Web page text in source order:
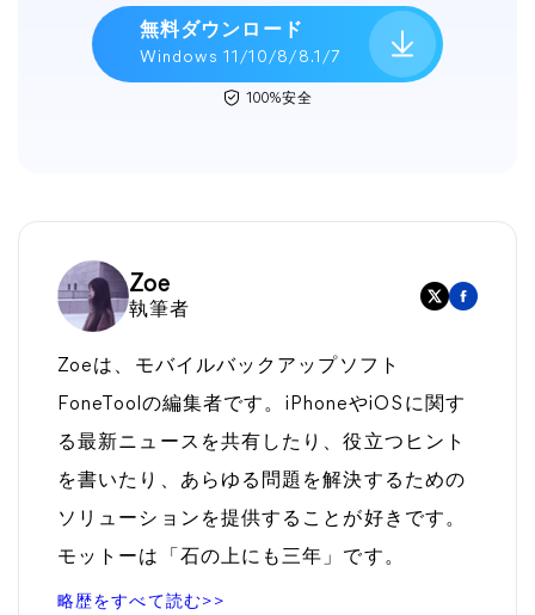
無料ダウンロード
Windows 11/10/8/8.1/7
100%安全
Zoe
執筆者
Zoeは、モバイルバックアップソフト
FoneToolの編集者です。iPhoneやiOSに関す
る最新ニュースを共有したり、役立つヒント
を書いたり、あらゆる問題を解決するための
ソリューションを提供することが好きです。
モットーは「石の上にも三年」です。
略歴をすべて読む>>